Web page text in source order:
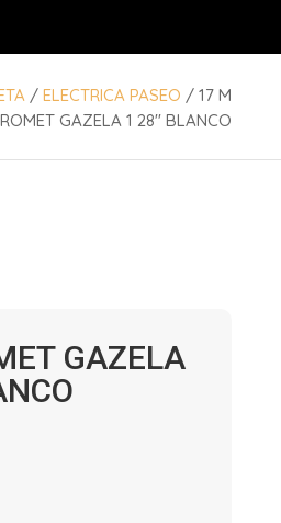
/ELECTRICA PASEO / 17 M
ROMET GAZELA 1 28″ BLANCO
GAZELA